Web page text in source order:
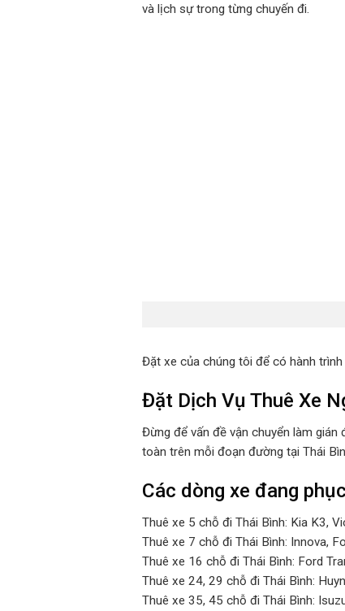
và lịch sự trong từng chuyến đi.
Đặt xe của chúng tôi để có hành
Đặt Dịch Vụ Thuê Xe
Đừng để vấn đề vận chuyển làm
toàn trên mỗi đoạn đường tại Thái
Các dòng xe đang
Thuê xe 5 chỗ đi Thái Bình: Kia K3,
Thuê xe 7 chỗ đi Thái Bình: Innova,
Thuê xe 16 chỗ đi Thái Bình: Ford
Thuê xe 24, 29 chỗ đi Thái Bình:
Thuê xe 35, 45 chỗ đi Thái Bình: